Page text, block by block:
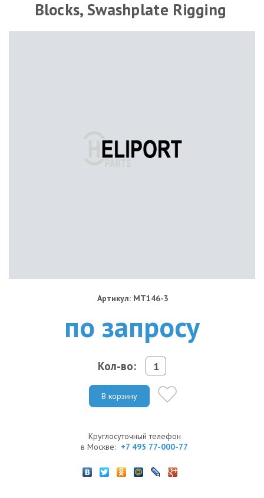
Blocks, Swashplate Rigging
Артикул: MT146-3
по запросу
Кол-во:
В корзину
Круглосуточный телефон
в Москве: +7 495 77-000-77